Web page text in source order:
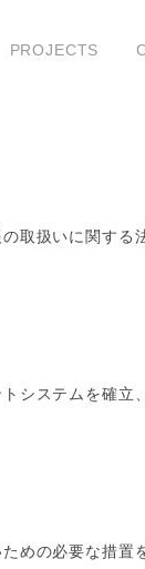
PROJECTS
取扱いに関する
システムを確立
めの必要な措置